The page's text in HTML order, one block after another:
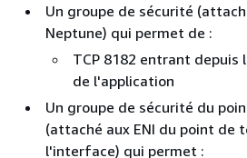
Un groupe de sécurité
Neptune) qui permet de :
TCP 8182 entrant depuis
de l'application
Un groupe de sécurité du
(attaché aux ENI du point de
l'interface) qui permet :